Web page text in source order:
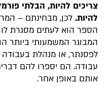
צריכים להיות, הבלתי
להיות.לכן, מבחינתם –
המבוגר המשמעותי ביותר
לפסנתר, או מנהלת
עבודה. הם יספרו להם
אותם באופן אחר.